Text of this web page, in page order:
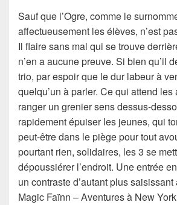
Sauf que l’Ogre, comme le
affectueusement les élèves, n’est
Il flaire sans mal qui se trouve
n’en a aucune preuve. Si bien qu’il
trio, par espoir que le dur labeur à
quelqu’un à parler. Ce qui attend
ranger un grenier sens dessus-
rapidement épuiser les jeunes, qui
peut-être dans le piège pour tout
pourtant rien, solidaires, les 3 se
dépoussiérer l’endroit. Une entrée
un contraste d’autant plus
Magic Faïnn – Aventures à New